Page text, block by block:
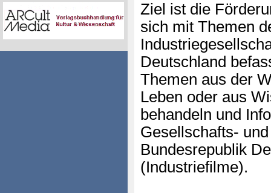
Ziel ist die
sich mit Themen
Deutschland
Themen aus der
Leben oder aus
behandeln und
Gesellschafts-
Bundesrepublik
(Industriefilme).